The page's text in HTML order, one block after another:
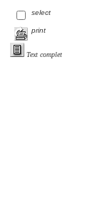
select
print
Text complet